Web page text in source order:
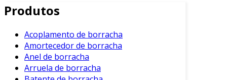
As esferas de borracha são fabricadas a partir
específicas. Algumas características notáveis
incluem:
Elasticidade:A borracha possui uma alta
Produtos
Acoplamento de borracha
Amortecedor de borracha
Anel de borracha
Arruela de borracha